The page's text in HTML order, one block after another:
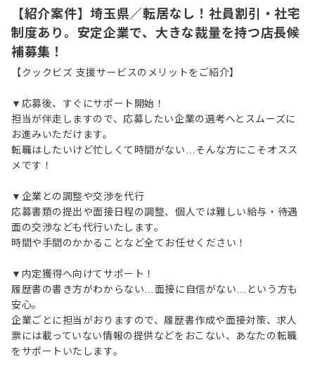
【紹介案件】埼玉県／転居なし！社員割引・社宅
制度あり。安定企業で、大きな裁量を持つ店長候
補募集！
【クックビズ 支援サービスのメリットをご紹介】
▼応募後、すぐにサポート開始！
担当が伴走しますので、応募したい企業の選考へとスムーズに
お進みいただけます。
転職はしたいけど忙しくて時間がない…そんな方にこそオスス
メです！
▼企業との調整や交渉を代行
応募書類の提出や面接日程の調整、個人では難しい給与・待遇
面の交渉なども代行いたします。
時間や手間のかかることなど全てお任せください！
▼内定獲得へ向けてサポート！
履歴書の書き方がわからない…面接に自信がない…という方も
安心。
企業ごとに担当がおりますので、履歴書作成や面接対策、求人
票には載っていない情報の提供などをおこない、あなたの転職
をサポートいたします。